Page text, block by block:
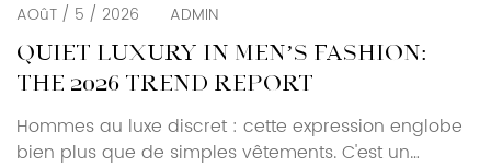
AOûT / 5 / 2026 ADMIN
QUIET LUXURY IN MEN’S FASHION:
THE 2026 TREND REPORT
Hommes au luxe discret : cette expression englobe
bien plus que de simples vêtements. C'est un